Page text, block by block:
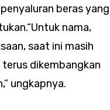
beras yang
nama,
saat ini masih
terus dikembangkan
ungkapnya.